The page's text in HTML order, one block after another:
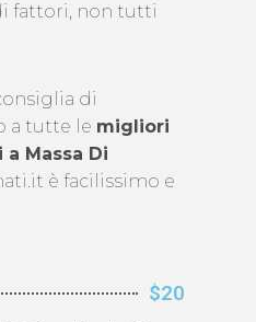
fattori, non tutti
di
a tutte le migliori
Massa Di
è facilissimo e
$20